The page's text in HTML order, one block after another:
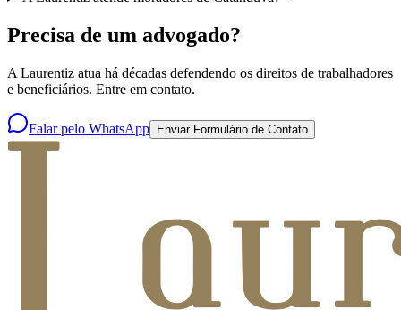
Precisa de um advogado?
A Laurentiz atua há décadas defendendo os direitos de trabalhadores
e beneficiários. Entre em contato.
Falar pelo WhatsApp Enviar Formulário de Contato